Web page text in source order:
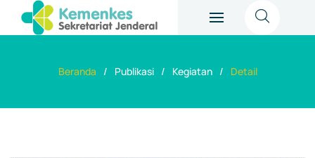
Beranda Publikasi Kegiatan Detail